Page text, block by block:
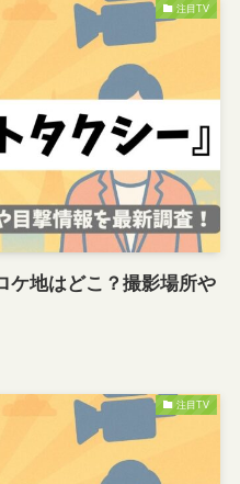
注目TV
ケ地はどこ？撮影場所や
注目TV